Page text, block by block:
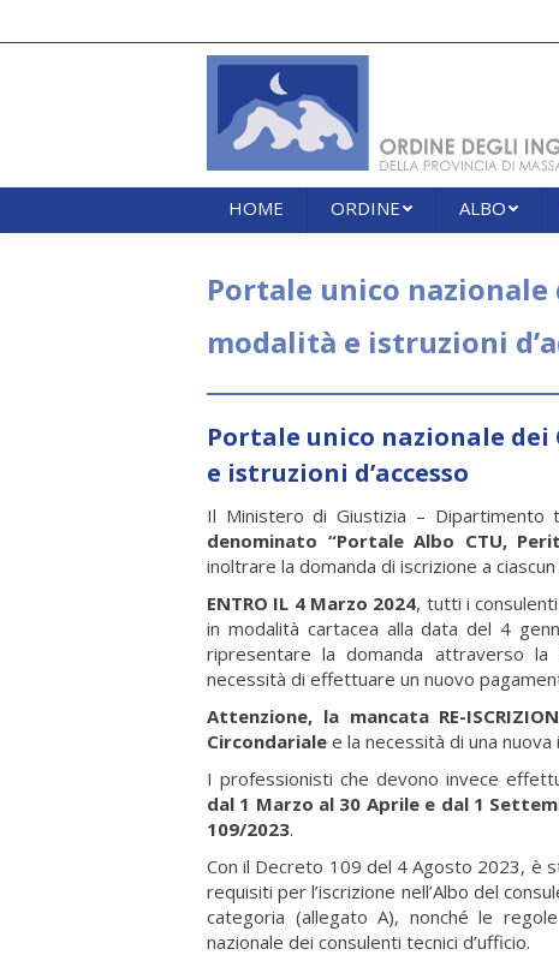
HOME ORDINE ALBO
Portale unico nazionale
modalità e istruzioni
Portale unico nazionale
e istruzioni d’accesso
Il Ministero di Giustizia –
denominato “Portale Albo CTU,
inoltrare la domanda di iscrizione a
ENTRO IL 4 Marzo 2024, tutti i
in modalità cartacea alla data del 4
ripresentare la domanda attraverso
necessità di effettuare un nuovo
Attenzione, la mancata RE-
Circondariale e la necessità di una
I professionisti che devono invece
dal 1 Marzo al 30 Aprile e dal 1
109/2023.
Con il Decreto 109 del 4 Agosto 2023, è
requisiti per l’iscrizione nell’Albo del
categoria (allegato A), nonché le
nazionale dei consulenti tecnici d’ufficio.